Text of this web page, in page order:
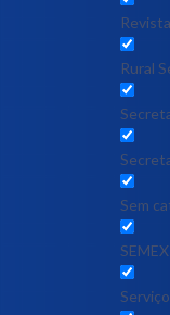
Rural
Sem
SEMEX